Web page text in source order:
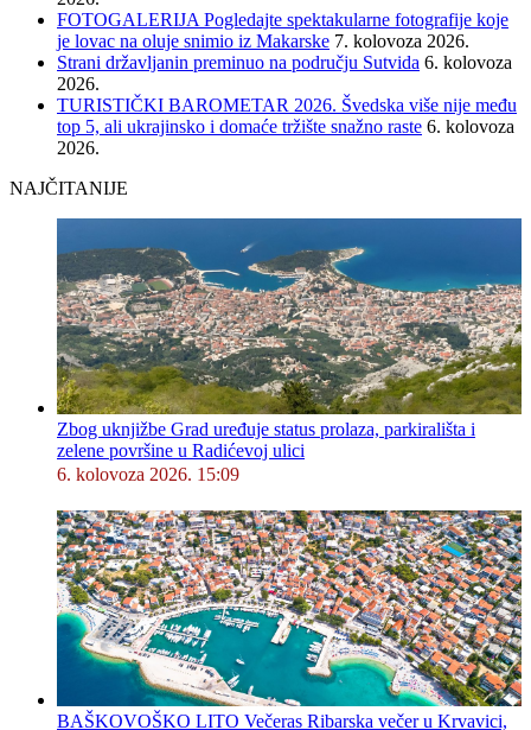
FOTOGALERIJA Pogledajte spektakularne fotografije koje
je lovac na oluje snimio iz Makarske 7. kolovoza 2026.
Strani državljanin preminuo na području Sutvida 6. kolovoza
2026.
TURISTIČKI BAROMETAR 2026. Švedska više nije među
top 5, ali ukrajinsko i domaće tržište snažno raste 6. kolovoza
2026.
NAJČITANIJE
Zbog uknjižbe Grad uređuje status prolaza, parkirališta i
zelene površine u Radićevoj ulici
6. kolovoza 2026. 15:09
BAŠKOVOŠKO LITO Večeras Ribarska večer u Krvavici,